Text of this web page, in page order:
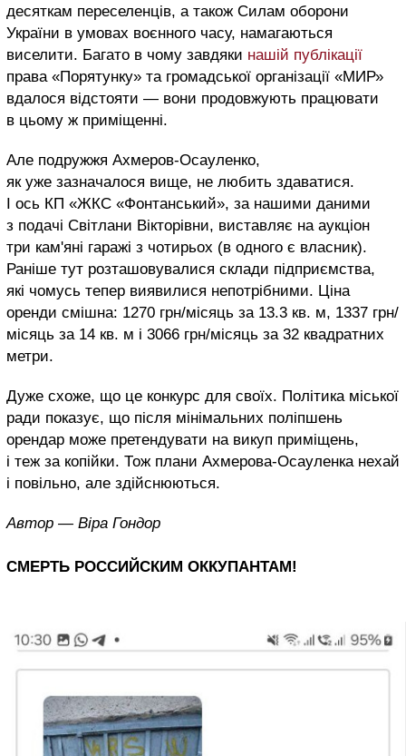
десяткам переселенців, а також Силам оборони
України в умовах воєнного часу, намагаються
виселити. Багато в чому завдяки нашій публікації
права «Порятунку» та громадської організації «МИР»
вдалося відстояти — вони продовжують працювати
в цьому ж приміщенні.
Але подружжя Ахмеров-Осауленко,
як уже зазначалося вище, не любить здаватися.
І ось КП «ЖКС «Фонтанський», за нашими даними
з подачі Світлани Вікторівни, виставляє на аукціон
три кам'яні гаражі з чотирьох (в одного є власник).
Раніше тут розташовувалися склади підприємства,
які чомусь тепер виявилися непотрібними. Ціна
оренди смішна: 1270 грн/місяць за 13.3 кв. м, 1337 грн/
місяць за 14 кв. м і 3066 грн/місяць за 32 квадратних
метри.
Дуже схоже, що це конкурс для своїх. Політика міської
ради показує, що після мінімальних поліпшень
орендар може претендувати на викуп приміщень,
і теж за копійки. Тож плани Ахмерова-Осауленка нехай
і повільно, але здійснюються.
Автор — Віра Гондор
СМЕРТЬ РОССИЙСКИМ ОККУПАНТАМ!